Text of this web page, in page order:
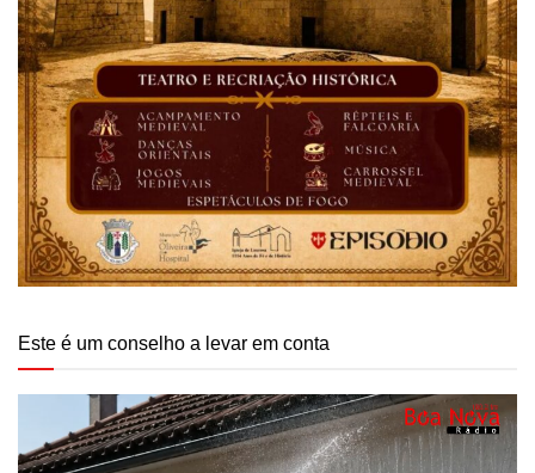
Este é um conselho a levar em conta